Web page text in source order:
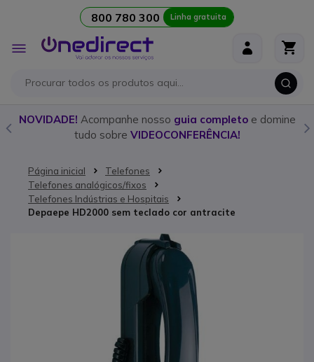
800 780 300 Linha gratuita
Alternar
Nav
NOVIDADE! Acompanhe nosso guia completoe domine
tudo sobre VIDEOCONFERÊNCIA!
Página inicial
Telefones
Telefones analógicos/fixos
Telefones Indústrias e Hospitais
Depaepe HD2000 sem teclado cor antracite
Saltar para o final da Galeria de imagens